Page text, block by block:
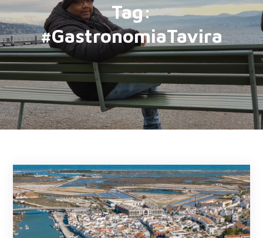
Tag:
#GastronomiaTavira